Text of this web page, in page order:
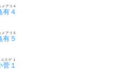
有４
メアリ４
有５
メアリ５
１
スゲ１